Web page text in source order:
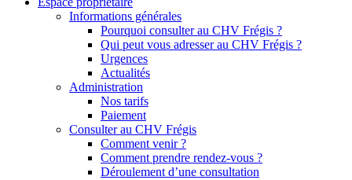
Informations générales
Pourquoi consulter au CHV Frégis ?
Qui peut vous adresser au CHV Frégis ?
Urgences
Actualités
Administration
Nos tarifs
Paiement
Consulter au CHV Frégis
Comment venir ?
Comment prendre rendez-vous ?
Déroulement d’une consultation